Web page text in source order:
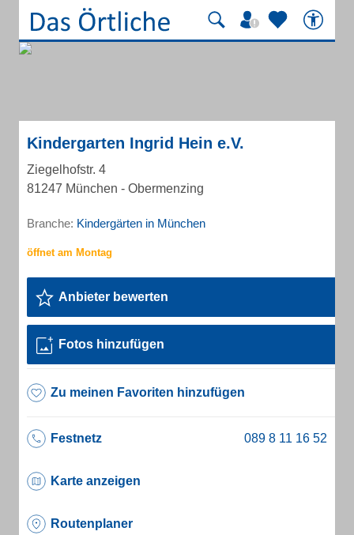
Kindergarten Ingrid Hein e.V.
Ziegelhofstr. 4
81247 München - Obermenzing
Branche: Kindergärten in München
Anbieter bewerten
Fotos hinzufügen
Zu meinen Favoriten hinzufügen
Festnetz
Karte anzeigen
Routenplaner